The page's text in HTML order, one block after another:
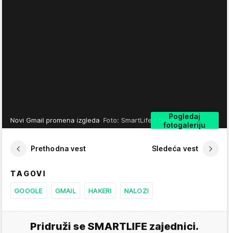
Pogledaj
fotogaleriju
Novi Gmail promena izgleda Foto: SmartLife / Google
Prethodna vest Sledeća vest
TAGOVI
GOOGLE GMAIL HAKERI NALOZI
Pridruži se SMARTLIFE zajednici.